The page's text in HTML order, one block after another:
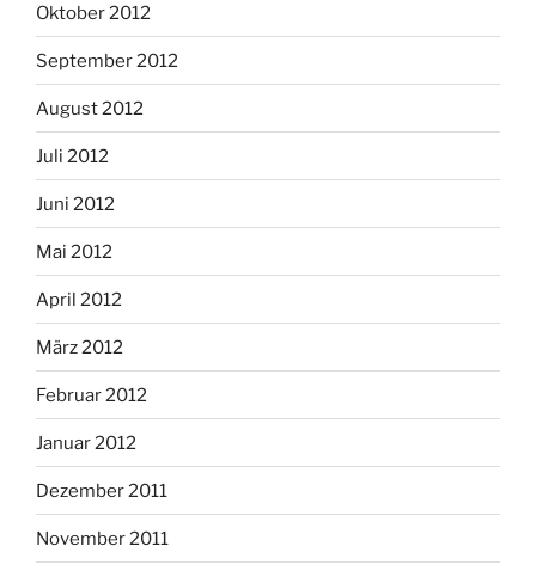
Oktober 2012
September 2012
August 2012
Juli 2012
Juni 2012
Mai 2012
April 2012
März 2012
Februar 2012
Januar 2012
Dezember 2011
November 2011